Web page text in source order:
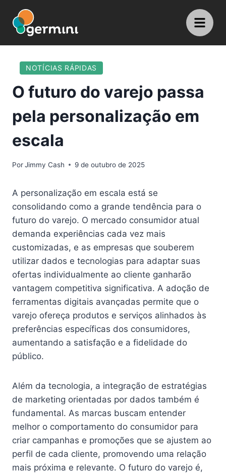
NOTÍCIAS RÁPIDAS
O futuro do varejo passa
pela personalização em
escala
PorJimmy Cash 9 de outubro de 2025
A personalização em escala está se
consolidando como a grande tendência para o
futuro do varejo. O mercado consumidor atual
demanda experiências cada vez mais
customizadas, e as empresas que souberem
utilizar dados e tecnologias para adaptar suas
ofertas individualmente ao cliente ganharão
vantagem competitiva significativa. A adoção de
ferramentas digitais avançadas permite que o
varejo ofereça produtos e serviços alinhados às
preferências específicas dos consumidores,
aumentando a satisfação e a fidelidade do
público.
Além da tecnologia, a integração de estratégias
de marketing orientadas por dados também é
fundamental. As marcas buscam entender
melhor o comportamento do consumidor para
criar campanhas e promoções que se ajustem ao
perfil de cada cliente, promovendo uma relação
mais próxima e relevante. O futuro do varejo é,